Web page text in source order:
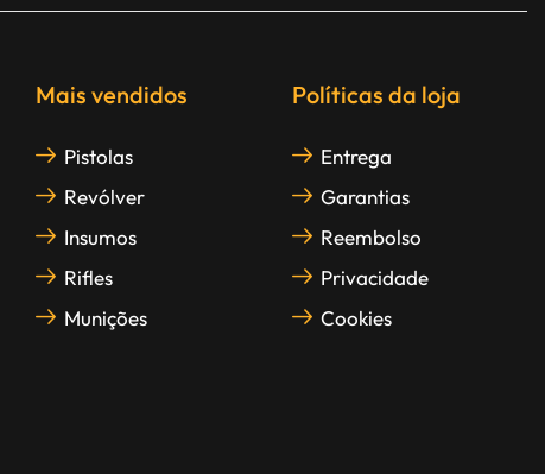
Mais vendidos
Pistolas
Revólver
Insumos
Rifles
Munições
Políticas da loja
Entrega
Garantias
Reembolso
Privacidade
Cookies